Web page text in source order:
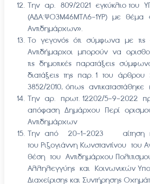
Την αρ. 809/2021 εγκύκλιο του
(ΑΔΑ:ΨΟ3Μ46ΜΤΛ6-1ΥΡ) με θέμα
Αντιδημάρχων».
Το γεγονός ότι σύμφωνα με τις
Αντιδήμαρχοι μπορούν να
τις δημοτικές παρατάξεις
διατάξεις της παρ. 1 του άρθρου
3852/2010, όπως αντικαταστάθηκε
Την αρ. πρωτ. 12202/5-9-2022
απόφαση Δημάρχου Περί
Αντιδημάρχων
Την από 20-1-2023 αίτηση
του Ριζογιάννη Κωνσταντίνου του
θέση του Αντιδημάρχου
Αλληλεγγύης και Κοινωνικών
Διαχείρισης και Συντήρησης